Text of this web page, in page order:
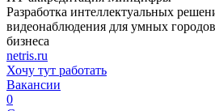
Разработка интеллектуальных
видеонаблюдения для умных
бизнеса
netris.ru
Хочу тут работать
Вакансии
0